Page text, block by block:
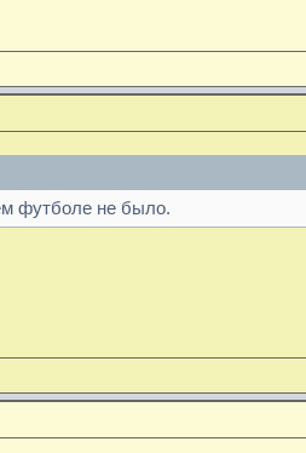
футболе не было.